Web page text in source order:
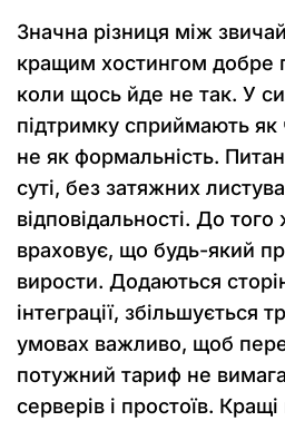
Значна різниця між
кращим хостингом добре
коли щось йде не так. У
підтримку сприймають як
не як формальність.
суті, без затяжних
відповідальності. До
враховує, що будь-який
вирости. Додаються
інтеграції, збільшується
умовах важливо, щоб
потужний тариф не
серверів і простоїв.